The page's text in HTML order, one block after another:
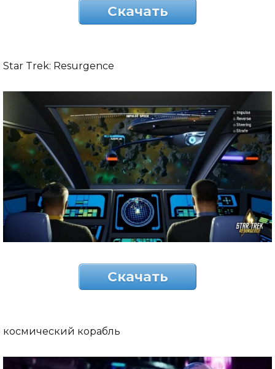
Скачать
Star Trek: Resurgence
Скачать
космический корабль